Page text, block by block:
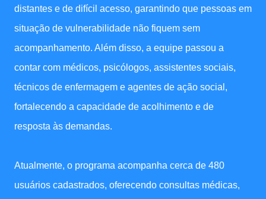
distantes e de difícil acesso, garantindo que pessoas em
situação de vulnerabilidade não fiquem sem
acompanhamento. Além disso, a equipe passou a
contar com médicos, psicólogos, assistentes sociais,
técnicos de enfermagem e agentes de ação social,
fortalecendo a capacidade de acolhimento e de
resposta às demandas.
Atualmente, o programa acompanha cerca de 480
usuários cadastrados, oferecendo consultas médicas,